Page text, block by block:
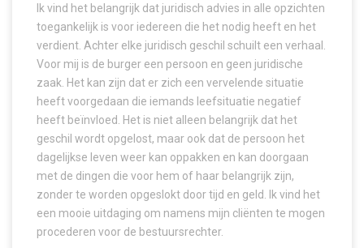
Ik vind het belangrijk dat juridisch advies in alle opzichten
toegankelijk is voor iedereen die het nodig heeft en het
verdient. Achter elke juridisch geschil schuilt een verhaal.
Voor mij is de burger een persoon en geen juridische
zaak. Het kan zijn dat er zich een vervelende situatie
heeft voorgedaan die iemands leefsituatie negatief
heeft beïnvloed. Het is niet alleen belangrijk dat het
geschil wordt opgelost, maar ook dat de persoon het
dagelijkse leven weer kan oppakken en kan doorgaan
met de dingen die voor hem of haar belangrijk zijn,
zonder te worden opgeslokt door tijd en geld. Ik vind het
een mooie uitdaging om namens mijn cliënten te mogen
procederen voor de bestuursrechter.